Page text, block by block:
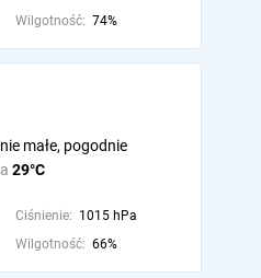
Wilgotność: 74%
29°C
małe, pogodnie
Ciśnienie: 1015 hPa
Wilgotność: 66%